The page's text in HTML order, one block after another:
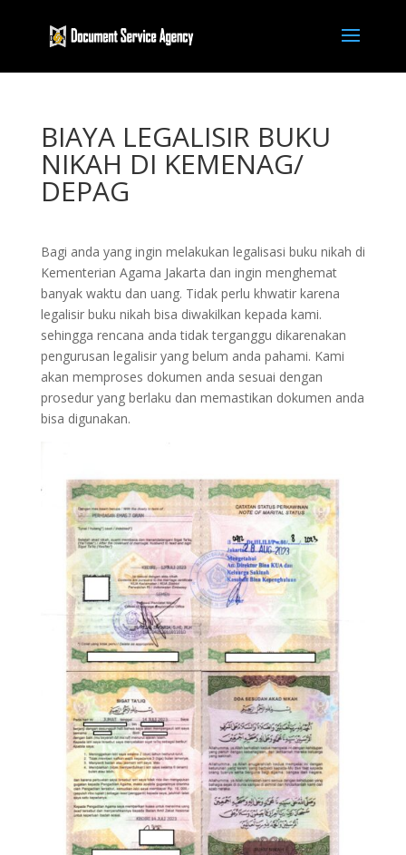
BIAYA LEGALISIR BUKU
NIKAH DI KEMENAG/
DEPAG
Bagi anda yang ingin melakukan legalisasi buku nikah di
Kementerian Agama Jakarta dan ingin menghemat
banyak waktu dan uang. Tidak perlu khwatir karena
legalisir buku nikah bisa diwakilkan kepada kami.
sehingga rencana anda tidak terganggu dikarenakan
pengurusan legalisir yang belum anda pahami. Kami
akan memproses dokumen anda sesuai dengan
prosedur yang berlaku dan memastikan dokumen anda
bisa digunakan.